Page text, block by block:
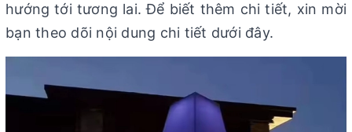
hướng tới tương lai. Để biết thêm chi tiết, xin mời
bạn theo dõi nội dung chi tiết dưới đây.